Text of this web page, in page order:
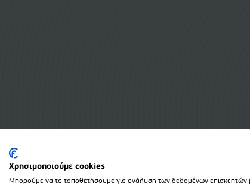
Χρησιμοποιούμε cookies
Μπορούμε να τα τοποθετήσουμε για ανάλυση των δεδομένων επισκεπτών